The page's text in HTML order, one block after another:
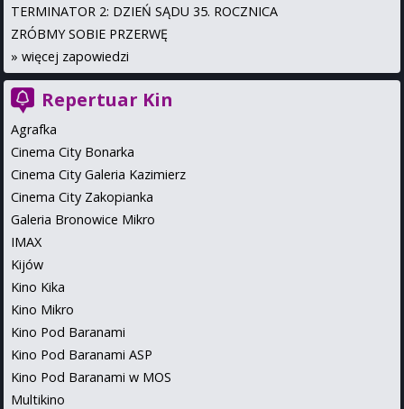
TERMINATOR 2: DZIEŃ SĄDU 35. ROCZNICA
ZRÓBMY SOBIE PRZERWĘ
» więcej zapowiedzi
Repertuar Kin
Agrafka
Cinema City Bonarka
Cinema City Galeria Kazimierz
Cinema City Zakopianka
Galeria Bronowice Mikro
IMAX
Kijów
Kino Kika
Kino Mikro
Kino Pod Baranami
Kino Pod Baranami ASP
Kino Pod Baranami w MOS
Multikino